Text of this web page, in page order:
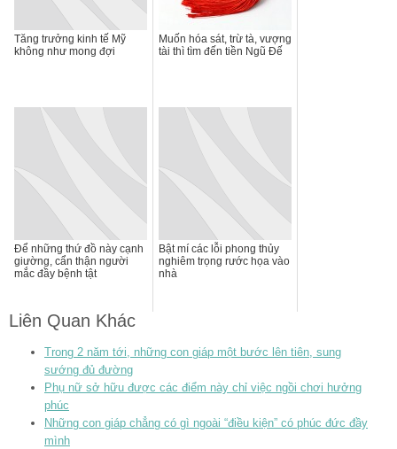
Tăng trưởng kinh tế Mỹ
không như mong đợi
Muốn hóa sát, trừ tà, vượng
tài thì tìm đến tiền Ngũ Đế
Để những thứ đồ này cạnh
giường, cẩn thận người
mắc đầy bệnh tật
Bật mí các lỗi phong thủy
nghiêm trọng rước họa vào
nhà
Liên Quan Khác
Trong 2 năm tới, những con giáp một bước lên tiên, sung
sướng đủ đường
Phụ nữ sở hữu được các điểm này chỉ việc ngồi chơi hưởng
phúc
Những con giáp chẳng có gì ngoài “điều kiện” có phúc đức đầy
mình